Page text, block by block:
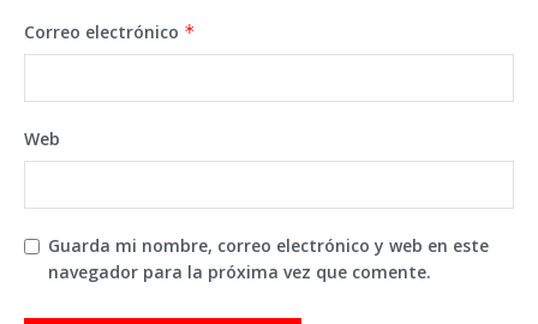
Correo electrónico *
Web
Guarda mi nombre, correo electrónico y web en este
navegador para la próxima vez que comente.